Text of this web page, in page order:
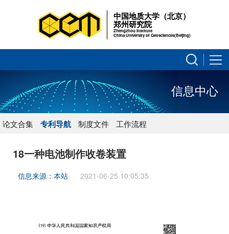
中国地质大学（北京）
郑州研究院
Zhengzhou Institute
China University of Geosciences(Beijing)
信息中心
论文合集 专利导航 制度文件 工作流程
18一种电池制作收卷装置
信息来源：本站 2021-06-25 10:05:35